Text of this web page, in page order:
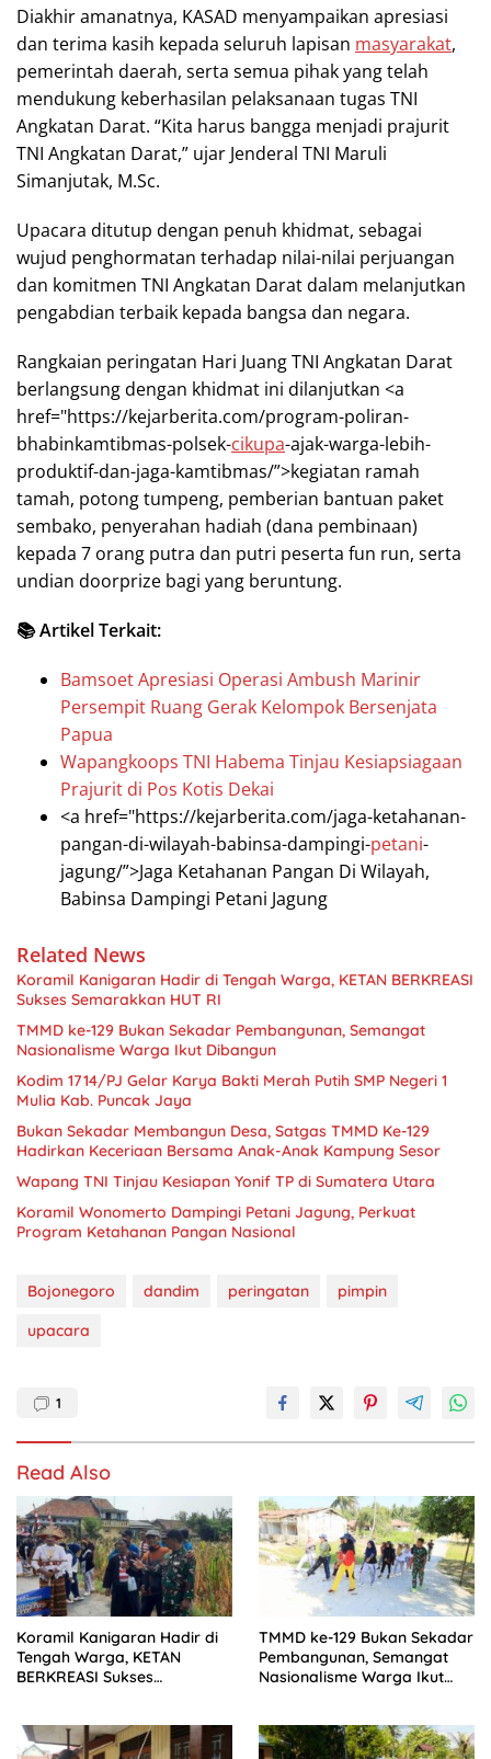
Diakhir amanatnya, KASAD menyampaikan apresiasi
dan terima kasih kepada seluruh lapisan masyarakat,
pemerintah daerah, serta semua pihak yang telah
mendukung keberhasilan pelaksanaan tugas TNI
Angkatan Darat. “Kita harus bangga menjadi prajurit
TNI Angkatan Darat,” ujar Jenderal TNI Maruli
Simanjutak, M.Sc.
Upacara ditutup dengan penuh khidmat, sebagai
wujud penghormatan terhadap nilai-nilai perjuangan
dan komitmen TNI Angkatan Darat dalam melanjutkan
pengabdian terbaik kepada bangsa dan negara.
Rangkaian peringatan Hari Juang TNI Angkatan Darat
berlangsung dengan khidmat ini dilanjutkan <a
href="https://kejarberita.com/program-poliran-
bhabinkamtibmas-polsek-cikupa-ajak-warga-lebih-
produktif-dan-jaga-kamtibmas/”>kegiatan ramah
tamah, potong tumpeng, pemberian bantuan paket
sembako, penyerahan hadiah (dana pembinaan)
kepada 7 orang putra dan putri peserta fun run, serta
undian doorprize bagi yang beruntung.
📚 Artikel Terkait:
Bamsoet Apresiasi Operasi Ambush Marinir
Persempit Ruang Gerak Kelompok Bersenjata
Papua
Wapangkoops TNI Habema Tinjau Kesiapsiagaan
Prajurit di Pos Kotis Dekai
<a href="https://kejarberita.com/jaga-ketahanan-
pangan-di-wilayah-babinsa-dampingi-petani-
jagung/”>Jaga Ketahanan Pangan Di Wilayah,
Babinsa Dampingi Petani Jagung
Related News
Koramil Kanigaran Hadir di Tengah Warga, KETAN BERKREASI
Sukses Semarakkan HUT RI
TMMD ke-129 Bukan Sekadar Pembangunan, Semangat
Nasionalisme Warga Ikut Dibangun
Kodim 1714/PJ Gelar Karya Bakti Merah Putih SMP Negeri 1
Mulia Kab. Puncak Jaya
Bukan Sekadar Membangun Desa, Satgas TMMD Ke-129
Hadirkan Keceriaan Bersama Anak-Anak Kampung Sesor
Wapang TNI Tinjau Kesiapan Yonif TP di Sumatera Utara
Koramil Wonomerto Dampingi Petani Jagung, Perkuat
Program Ketahanan Pangan Nasional
Bojonegoro dandim peringatan
pimpin
upacara
1
Read Also
Koramil Kanigaran Hadir di
Tengah Warga, KETAN
BERKREASI Sukses
TMMD ke-129 Bukan Sekadar
Pembangunan, Semangat
Nasionalisme Warga Ikut